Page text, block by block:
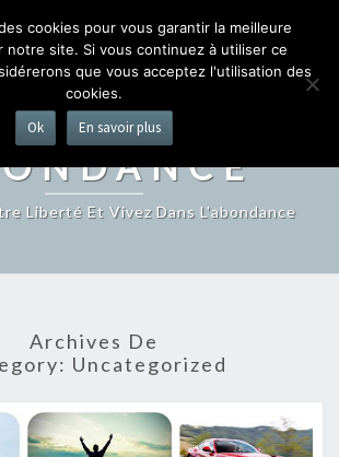
ET
Liberté Et Vivez Dans L'abondance
Archives De
Uncategorized
cookies pour vous garantir la meilleure
notre site. Si vous continuez à utiliser ce
que vous acceptez l'utilisation des
cookies.
Ok En savoir plus